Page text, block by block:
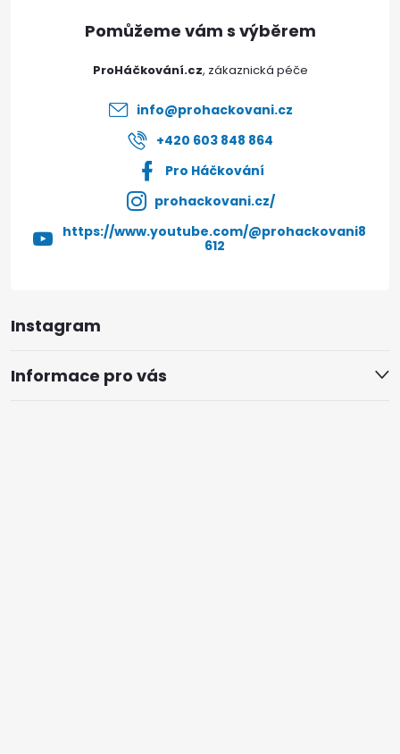
Instagram
Informace pro vás
ProHáčkování.cz
info@prohackovani.cz
+420 603 848 864
Pro Háčkování
prohackovani.cz/
https://www.youtube.com/@prohackovani8
612